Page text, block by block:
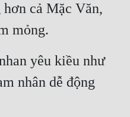
cả Mặc Văn,
mỏng.
yêu kiều như
nhân dễ động